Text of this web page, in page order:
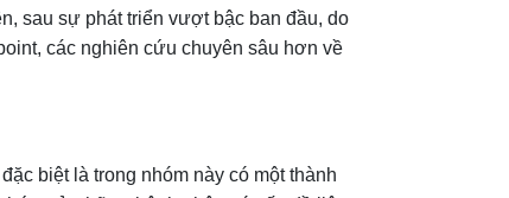
sau sự phát triển vượt bậc ban đầu, do
các nghiên cứu chuyên sâu hơn về
biệt là trong nhóm này có một thành